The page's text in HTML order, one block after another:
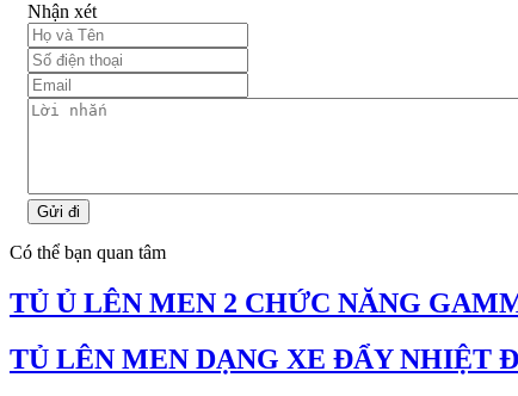
Nhận xét
Gửi đi
Có thể bạn quan tâm
TỦ Ủ LÊN MEN 2 CHỨC NĂNG
TỦ LÊN MEN DẠNG XE ĐẨY NHIỆT